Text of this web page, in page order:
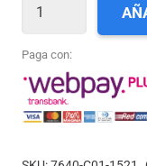
N°
11521
PASO
Paga con: